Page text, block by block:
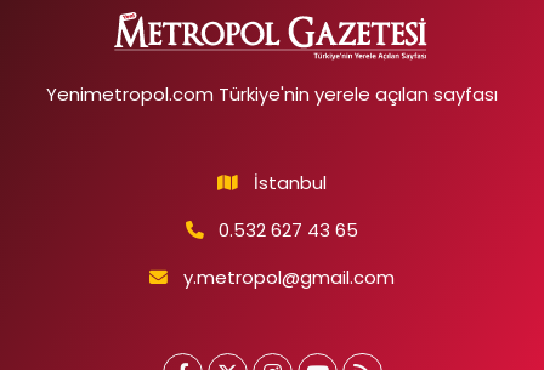
Yenimetropol.com Türkiye'nin yerele açılan sayfası
İstanbul
0.532 627 43 65
y.metropol@gmail.com